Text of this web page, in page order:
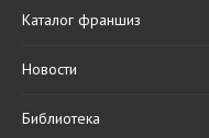
Каталог франшиз
Новости
Библиотека